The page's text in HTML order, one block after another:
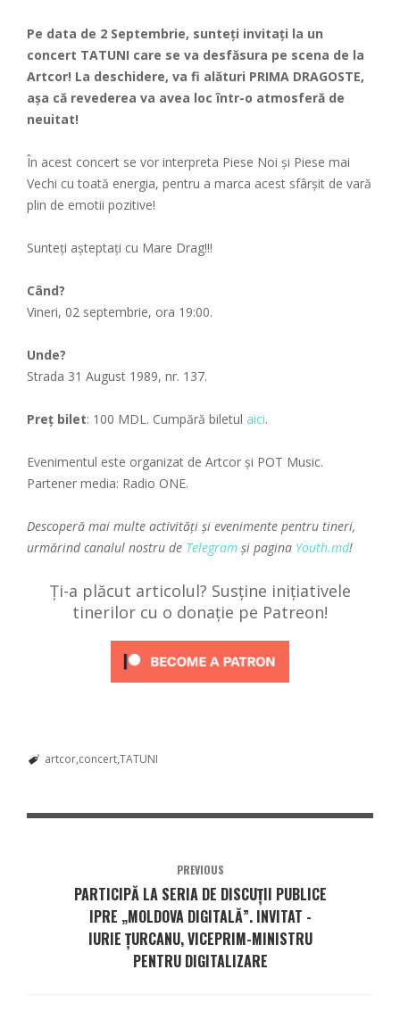
Pe data de 2 Septembrie, sunteți invitați la un
concert TATUNI care se va desfăsura pe scena de la
Artcor! La deschidere, va fi alături PRIMA DRAGOSTE,
așa că revederea va avea loc într-o atmosferă de
neuitat!
În acest concert se vor interpreta Piese Noi și Piese mai
Vechi cu toată energia, pentru a marca acest sfârșit de vară
plin de emotii pozitive!
Sunteți așteptați cu Mare Drag!!!
Când?
Vineri, 02 septembrie, ora 19:00.
Unde?
Strada 31 August 1989, nr. 137.
Preț bilet: 100 MDL. Cumpără biletul aici.
Evenimentul este organizat de Artcor și POT Music.
Partener media: Radio ONE.
Descoperă mai multe activități și evenimente pentru tineri,
urmărind canalul nostru de Telegram și pagina Youth.md!
Ți-a plăcut articolul? Susține inițiativele
tinerilor cu o donație pe Patreon!
artcor concertTATUNI
PREVIOUS
PARTICIPĂ LA SERIA DE DISCUȚII PUBLICE
IPRE „MOLDOVA DIGITALĂ”. INVITAT -
IURIE ȚURCANU, VICEPRIM-MINISTRU
PENTRU DIGITALIZARE